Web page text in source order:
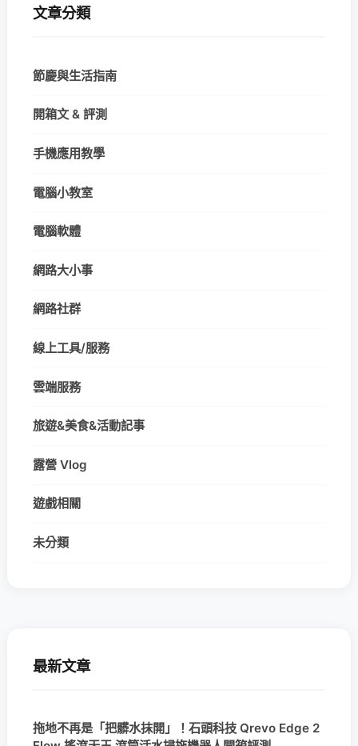
文章分類
節慶與生活指南
開箱文 & 評測
手機應用教學
電腦小教室
電腦軟體
網路大小事
網路社群
線上工具/服務
雲端服務
旅遊&美食&活動記事
露營 Vlog
遊戲相關
未分類
最新文章
拖地不再是「把髒水抹開」！石頭科技 Qrevo Edge 2